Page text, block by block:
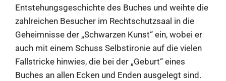
Entstehungsgeschichte des Buches und weihte die
zahlreichen Besucher im Rechtschutzsaal in die
Geheimnisse der „Schwarzen Kunst“ ein, wobei er
auch mit einem Schuss Selbstironie auf die vielen
Fallstricke hinwies, die bei der „Geburt“ eines
Buches an allen Ecken und Enden ausgelegt sind.